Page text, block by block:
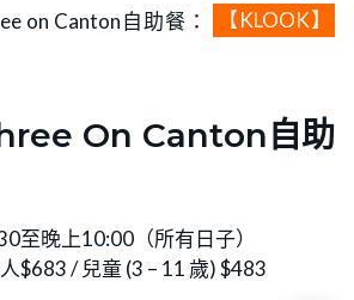
on Canton自助餐：
【KLOOK】
On Canton自助
至晚上10:00（所有日子）
$683 / 兒童 (3 – 11 歲) $483